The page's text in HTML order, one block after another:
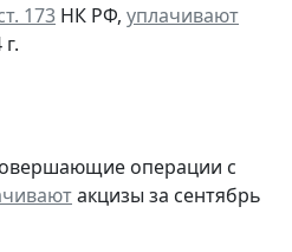
173 НК РФ, уплачивают
операции с
акцизы за сентябрь